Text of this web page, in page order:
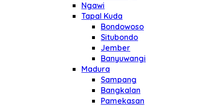
Ngawi
Tapal Kuda
Bondowoso
Situbondo
Jember
Banyuwangi
Madura
Sampang
Bangkalan
Pamekasan